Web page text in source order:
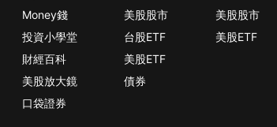
Money錢
投資小學堂
財經百科
美股放大鏡
口袋證券
美股股市
台股ETF
美股ETF
債券
美股股市
美股ETF